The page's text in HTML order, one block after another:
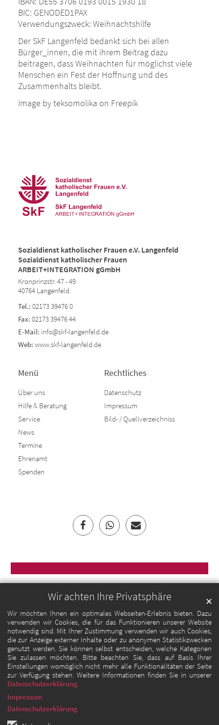
Wir achten Ihre Privatsphäre
Wir möchten Ihnen ein optimales Webseiten-Erlebnis bieten. Dazu
verwenden wir Cookies, die für das Funktionieren unserer Website
notwendig sind. Mit Ihrer Zustimmung verwenden wir auch Cookies,
die zur Anzeige externer Inhalte oder zu anonymen Statistikzwecken
genutzt werden. Sie können selbst entscheiden, welche Kategorien
Sie zulassen möchten. Bitte beachten Sie, dass auf Basis Ihrer
Einstellungen womöglich nicht mehr alle Funktionalitäten der Seite
zur Verfügung stehen. Weitere Informationen finden Sie in unserer
Datenschutzerklärung.
✕
Impressum
Datenschutzerklärung
BIC: GENODED1PAX
Verwendungszweck: Weihnachtshilfe
Der SkF Langenfeld bedankt sich bei allen
Bürger_innen, die mit ihrem Beitrag dazu
beitragen, dass Weihnachten für möglichst viele
Menschen ein Fest der Hoffnung und des
Zusammenhalts bleibt.
Image by teksomolika on Freepik
Sozialdienst katholischer Frauen e.V. Langenfeld
Sozialdienst katholischer Frauen
ARBEIT+INTEGRATION gGmbH
Kronprinzstr. 47 - 49
40764 Langenfeld
Tel.: 02173 39476 0
Fax: 02173 39476 44
E-Mail: info@skf-langenfeld.de
Web: www.skf-langenfeld.de
Menü
Über uns
Hilfe & Beratung
Service
News
Termine
Ehrenamt
Spenden
Rechtliches
Datenschutz
Impressum
Bild- / Quellverzeichniss